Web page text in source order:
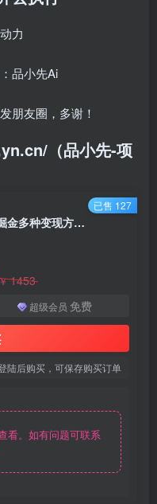
力
品小先Ai
朋友圈，多谢！
（品小先-项
最新公众号利用国外擦边电影收费掘金多种变现方式日入500+ - 资源之家
1453
超级会员 免费
陆后购买，可保存购买订单
看。如有问题可联系
已售 127